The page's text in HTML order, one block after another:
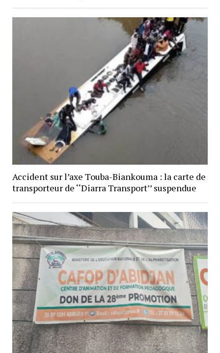
Accident sur l’axe Touba-Biankouma : la carte de
transporteur de ‘‘Diarra Transport’’ suspendue